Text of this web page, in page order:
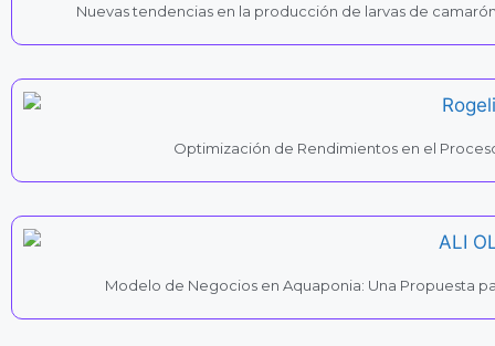
Nuevas tendencias en la producción de larvas de
Optimización de Rendimientos en el
Modelo de Negocios en Aquaponia: Una Propuesta